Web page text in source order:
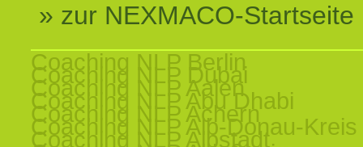
» zur NEXMACO-Startseite
Coaching NLP Berlin
Coaching NLP Dubai
Coaching NLP Aalen
Coaching NLP Abu Dhabi
Coaching NLP Achern
Coaching NLP Alb-Donau-Kreis
Coaching NLP Albstadt